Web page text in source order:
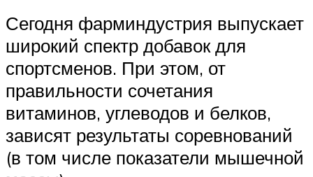
Сегодня фарминдустрия выпускает
широкий спектр добавок для
спортсменов. При этом, от
правильности сочетания
витаминов, углеводов и белков,
зависят результаты соревнований
(в том числе показатели мышечной